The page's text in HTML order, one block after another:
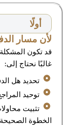
أولًا
لأن مسار
قد تكون
غالبًا نحتاج إلى:
تحديد هل
توحيد
تثبيت
الخطوة